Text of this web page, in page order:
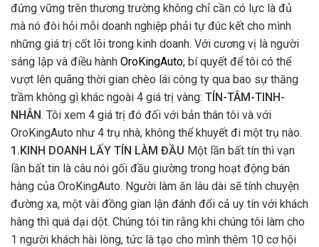
đứng vững trên thương trường không chỉ cần có lực là đủ
mà nó đòi hỏi mỗi doanh nghiệp phải tự đúc kết cho mình
những giá trị cốt lõi trong kinh doanh. Với cương vị là người
sáng lập và điều hành OroKingAuto, bí quyết để tôi có thể
vượt lên quãng thời gian chèo lái công ty qua bao sự thăng
trầm không gì khác ngoài 4 giá trị vàng: TÍN-TÂM-TINH-
NHÂN. Tôi xem 4 giá trị đó đối với bản thân tôi và với
OroKingAuto như 4 trụ nhà, không thể khuyết đi một trụ nào.
1.KINH DOANH LẤY TÍN LÀM ĐẦU Một lần bất tín thì vạn
lần bất tin là câu nói gối đầu giường trong hoạt động bán
hàng của OroKingAuto. Người làm ăn lâu dài sẽ tính chuyện
đường xa, một vài đồng gian lận đánh đổi cả uy tín với khách
hàng thì quá dại dột. Chúng tôi tin rằng khi chúng tôi làm cho
1 người khách hài lòng, tức là tạo cho mình thêm 10 cơ hội